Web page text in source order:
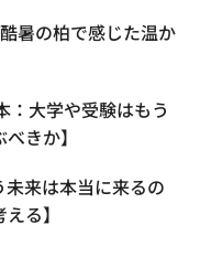
暑の柏で感じた温か
：大学や受験はもう
きか】
未来は本当に来るの
る】